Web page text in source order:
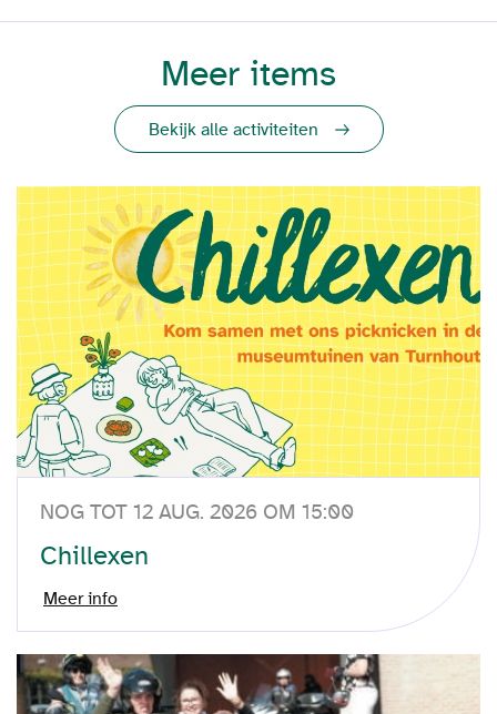
Meer items
Bekijk alle activiteiten
NOG TOT 12 AUG. 2026 OM 15:00
Chillexen
Meer info